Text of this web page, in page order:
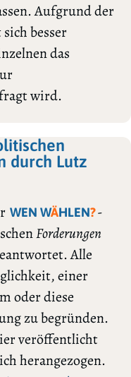
Aufgrund der
besser
das
wird.
durch Lutz
WEN WÄHLEN?-
Forderungen
Alle
einer
oder diese
zu begründen.
veröffentlicht
herangezogen.